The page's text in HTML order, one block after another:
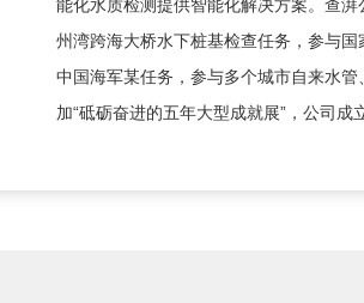
能化水质检测提供智能化解决方案。查
州湾跨海大桥水下桩基检查任务，参与
中国海军某任务，参与多个城市自来水
加“砥砺奋进的五年大型成就展”，公司